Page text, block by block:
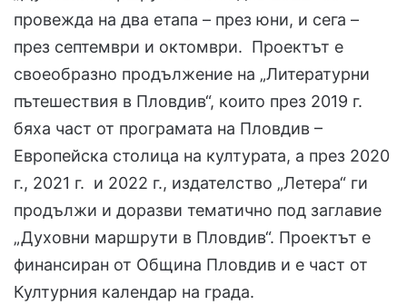
провежда на два етапа – през юни, и сега –
през септември и октомври. Проектът е
своеобразно продължение на „Литературни
пътешествия в Пловдив“, които през 2019 г.
бяха част от програмата на Пловдив –
Европейска столица на културата, а през 2020
г., 2021 г. и 2022 г., издателство „Летера“ ги
продължи и доразви тематично под заглавие
„Духовни маршрути в Пловдив“. Проектът е
финансиран от Община Пловдив и е част от
Културния календар на града.